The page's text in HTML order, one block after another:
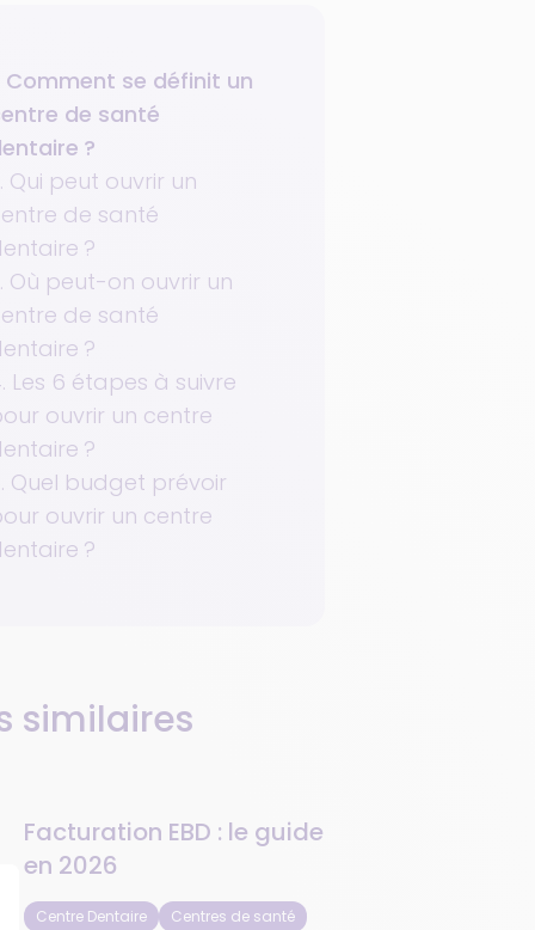
Comment se définit un
de santé
?
Qui peut ouvrir un
de santé
?
Où peut-on ouvrir un
de santé
?
Les 6 étapes à suivre
ouvrir un centre
?
Quel budget prévoir
ouvrir un centre
?
similaires
Facturation EBD : le guide
en 2026
Centre Dentaire Centres de santé